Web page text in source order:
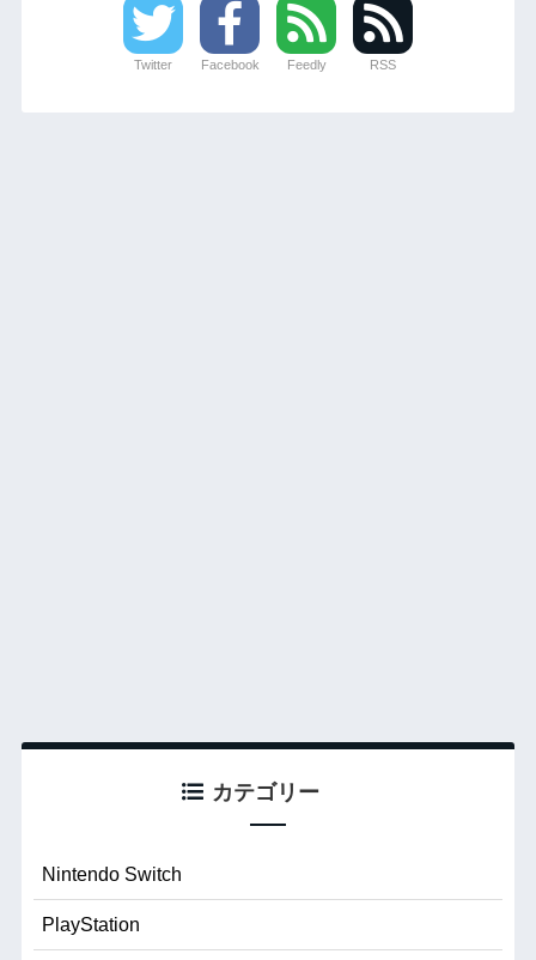
Twitter Facebook Feedly RSS
カテゴリー
Nintendo Switch
PlayStation